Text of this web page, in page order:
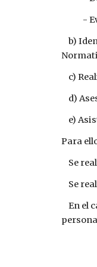
c)
d)
e)
Para
Se
Se